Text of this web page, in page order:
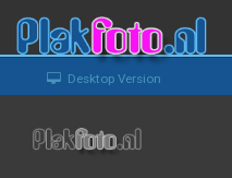
Desktop Version